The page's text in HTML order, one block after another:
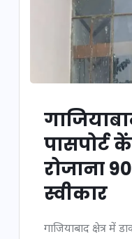
पासपोर्ट
रोजाना
स्वीकार
गाजियाबाद क्षेत्र में